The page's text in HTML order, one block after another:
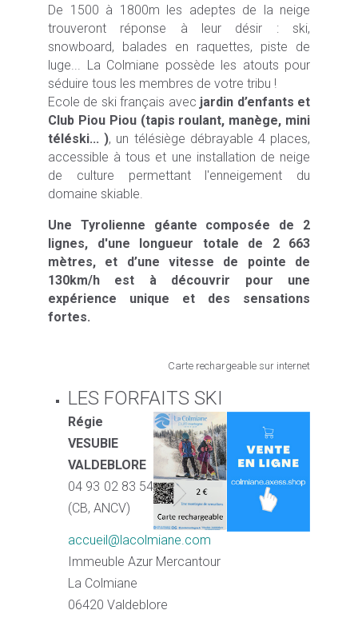
De 1500 à 1800m les adeptes de la neige
trouveront réponse à leur désir : ski,
snowboard, balades en raquettes, piste de
luge... La Colmiane possède les atouts pour
séduire tous les membres de votre tribu !
Ecole de ski français avec jardin d’enfants et
Club Piou Piou (tapis roulant, manège, mini
téléski... ), un télésiège débrayable 4 places,
accessible à tous et une installation de neige
de culture permettant l'enneigement du
domaine skiable.
Une Tyrolienne géante composée de 2
lignes, d'une longueur totale de 2 663
mètres, et d’une vitesse de pointe de
130km/h est à découvrir pour une
expérience unique et des sensations
fortes.
Carte rechargeable sur internet
LES FORFAITS SKI
Régie
VESUBIE
VALDEBLORE
04 93 02 83 54
(CB, ANCV)
accueil@lacolmiane.com
Immeuble Azur Mercantour
La Colmiane
06420 Valdeblore